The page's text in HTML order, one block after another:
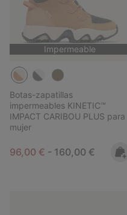
Impermeable
Botas-zapatillas
impermeables KINETIC™
IMPACT CARIBOU PLUS para
mujer
Minimum sale price:
96,00 € - Maximum price:
160,00 €